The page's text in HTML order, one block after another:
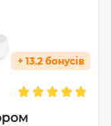
+ 13.2 бонусів